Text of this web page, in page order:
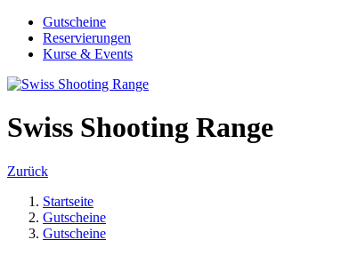
Gutscheine
Reservierungen
Kurse & Events
Swiss Shooting Range
Zurück
Startseite
Gutscheine
Gutscheine